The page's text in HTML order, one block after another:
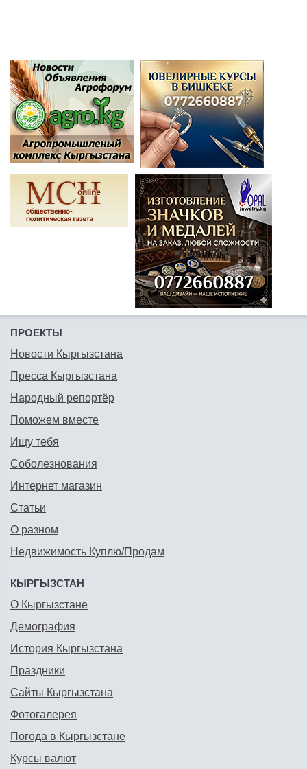
ПРОЕКТЫ
Новости Кыргызстана
Пресса Кыргызстана
Народный репортёр
Поможем вместе
Ищу тебя
Соболезнования
Интернет магазин
Статьи
О разном
Недвижимость Куплю/Продам
КЫРГЫЗСТАН
О Кыргызстане
Демография
История Кыргызстана
Праздники
Сайты Кыргызстана
Фотогалерея
Погода в Кыргызстане
Курсы валют